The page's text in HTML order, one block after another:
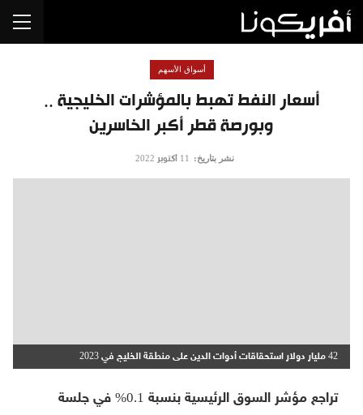
أسعار النفط تهبط بالمؤشرات الخليجية ..
وبورصة قطر أكبر الخاسرين
أسواق الأسهم
نشر بتاريخ: 11 أكتوبر 2022
42 مليار دولار استحقاقات أدوات الدين على منطقة الخليج في 2023
تراجع مؤشر السوق الرئيسية بنسبة 0.1% في جلسة